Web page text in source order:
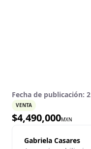
Fecha de publicación:
VENTA
$4,490,000MXN
Gabriela Casares